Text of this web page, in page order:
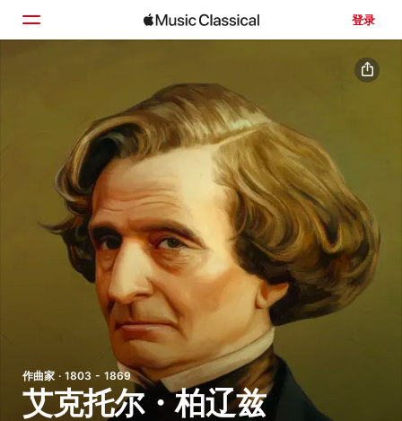
登录
浏览
搜索
作曲家 · 1803 - 1869
艾克托尔・柏辽兹